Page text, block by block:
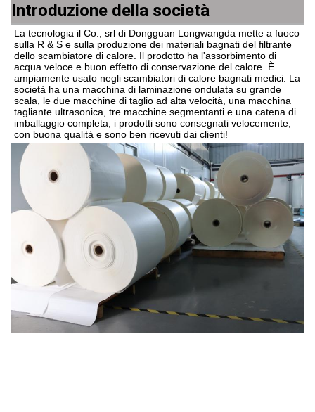
Introduzione della società
La tecnologia il Co., srl di Dongguan Longwangda mette a fuoco
sulla R & S e sulla produzione dei materiali bagnati del filtrante
dello scambiatore di calore. Il prodotto ha l'assorbimento di
acqua veloce e buon effetto di conservazione del calore. È
ampiamente usato negli scambiatori di calore bagnati medici. La
società ha una macchina di laminazione ondulata su grande
scala, le due macchine di taglio ad alta velocità, una macchina
tagliante ultrasonica, tre macchine segmentanti e una catena di
imballaggio completa, i prodotti sono consegnati velocemente,
con buona qualità e sono ben ricevuti dai clienti!